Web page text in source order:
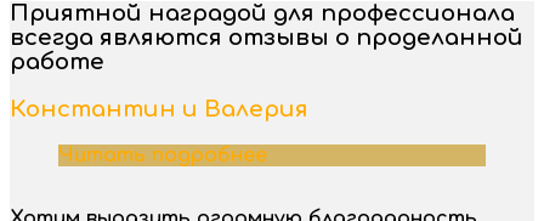
Приятной наградой для профессионала
всегда являются отзывы о проделанной
работе
Константин и Валерия
Читать подробнее